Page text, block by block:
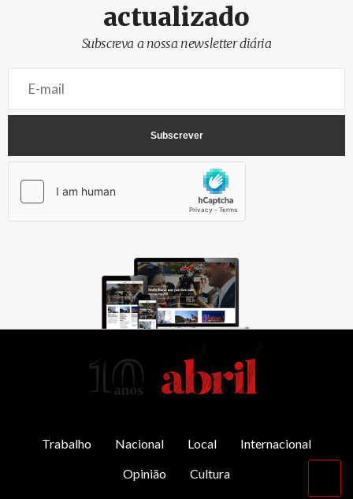
actualizado
Subscreva a nossa newsletter diária
Trabalho Nacional Local
Internacional
Opinião
Cultura